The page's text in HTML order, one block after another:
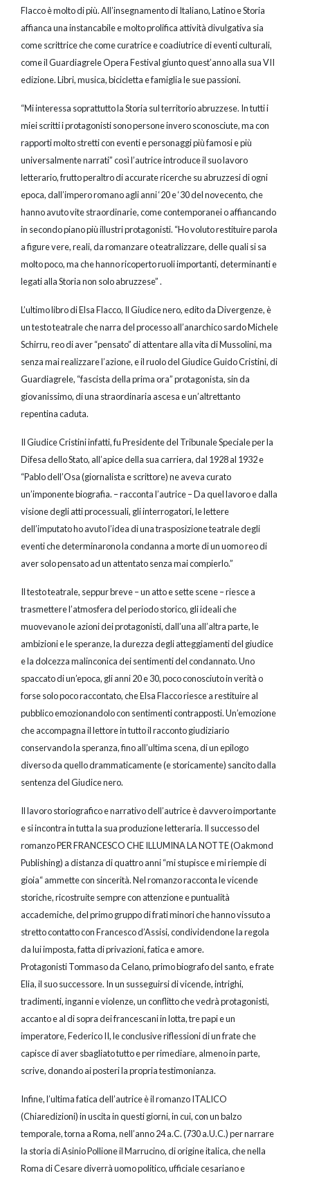
Flacco è molto di più. All’insegnamento di Italiano, Latino e Storia
affianca una instancabile e molto prolifica attività divulgativa sia
come scrittrice che come curatrice e coadiutrice di eventi culturali,
come il Guardiagrele Opera Festival giunto quest’anno alla sua VII
edizione. Libri, musica, bicicletta e famiglia le sue passioni.
“Mi interessa soprattutto la Storia sul territorio abruzzese. In tutti i
miei scritti i protagonisti sono persone invero sconosciute, ma con
rapporti molto stretti con eventi e personaggi più famosi e più
universalmente narrati” così l’autrice introduce il suo lavoro
letterario, frutto peraltro di accurate ricerche su abruzzesi di ogni
epoca, dall’impero romano agli anni ‘20 e ‘30 del novecento, che
hanno avuto vite straordinarie, come contemporanei o affiancando
in secondo piano più illustri protagonisti. “Ho voluto restituire parola
a figure vere, reali, da romanzare o teatralizzare, delle quali si sa
molto poco, ma che hanno ricoperto ruoli importanti, determinanti e
legati alla Storia non solo abruzzese” .
L’ultimo libro di Elsa Flacco, Il Giudice nero, edito da Divergenze, è
un testo teatrale che narra del processo all’anarchico sardo Michele
Schirru, reo di aver “pensato” di attentare alla vita di Mussolini, ma
senza mai realizzare l’azione, e il ruolo del Giudice Guido Cristini, di
Guardiagrele, “fascista della prima ora” protagonista, sin da
giovanissimo, di una straordinaria ascesa e un’altrettanto
repentina caduta.
Il Giudice Cristini infatti, fu Presidente del Tribunale Speciale per la
Difesa dello Stato, all’apice della sua carriera, dal 1928 al 1932 e
“Pablo dell’Osa (giornalista e scrittore) ne aveva curato
un’imponente biografia. – racconta l’autrice – Da quel lavoro e dalla
visione degli atti processuali, gli interrogatori, le lettere
dell’imputato ho avuto l’idea di una trasposizione teatrale degli
eventi che determinarono la condanna a morte di un uomo reo di
aver solo pensato ad un attentato senza mai compierlo.”
Il testo teatrale, seppur breve – un atto e sette scene – riesce a
trasmettere l’atmosfera del periodo storico, gli ideali che
muovevano le azioni dei protagonisti, dall’una all’altra parte, le
ambizioni e le speranze, la durezza degli atteggiamenti del giudice
e la dolcezza malinconica dei sentimenti del condannato. Uno
spaccato di un’epoca, gli anni 20 e 30, poco conosciuto in verità o
forse solo poco raccontato, che Elsa Flacco riesce a restituire al
pubblico emozionandolo con sentimenti contrapposti. Un’emozione
che accompagna il lettore in tutto il racconto giudiziario
conservando la speranza, fino all’ultima scena, di un epilogo
diverso da quello drammaticamente (e storicamente) sancito dalla
sentenza del Giudice nero.
Il lavoro storiografico e narrativo dell’autrice è davvero importante
e si incontra in tutta la sua produzione letteraria. Il successo del
romanzo PER FRANCESCO CHE ILLUMINA LA NOTTE (Oakmond
Publishing) a distanza di quattro anni “mi stupisce e mi riempie di
gioia“ ammette con sincerità. Nel romanzo racconta le vicende
storiche, ricostruite sempre con attenzione e puntualità
accademiche, del primo gruppo di frati minori che hanno vissuto a
stretto contatto con Francesco d’Assisi, condividendone la regola
da lui imposta, fatta di privazioni, fatica e amore.
Protagonisti Tommaso da Celano, primo biografo del santo, e frate
Elia, il suo successore. In un susseguirsi di vicende, intrighi,
tradimenti, inganni e violenze, un conflitto che vedrà protagonisti,
accanto e al di sopra dei francescani in lotta, tre papi e un
imperatore, Federico II, le conclusive riflessioni di un frate che
capisce di aver sbagliato tutto e per rimediare, almeno in parte,
scrive, donando ai posteri la propria testimonianza.
Infine, l’ultima fatica dell’autrice è il romanzo ITALICO
(Chiaredizioni) in uscita in questi giorni, in cui, con un balzo
temporale, torna a Roma, nell’anno 24 a.C. (730 a.U.C.) per narrare
la storia di Asinio Pollione il Marrucino, di origine italica, che nella
Roma di Cesare diverrà uomo politico, ufficiale cesariano e